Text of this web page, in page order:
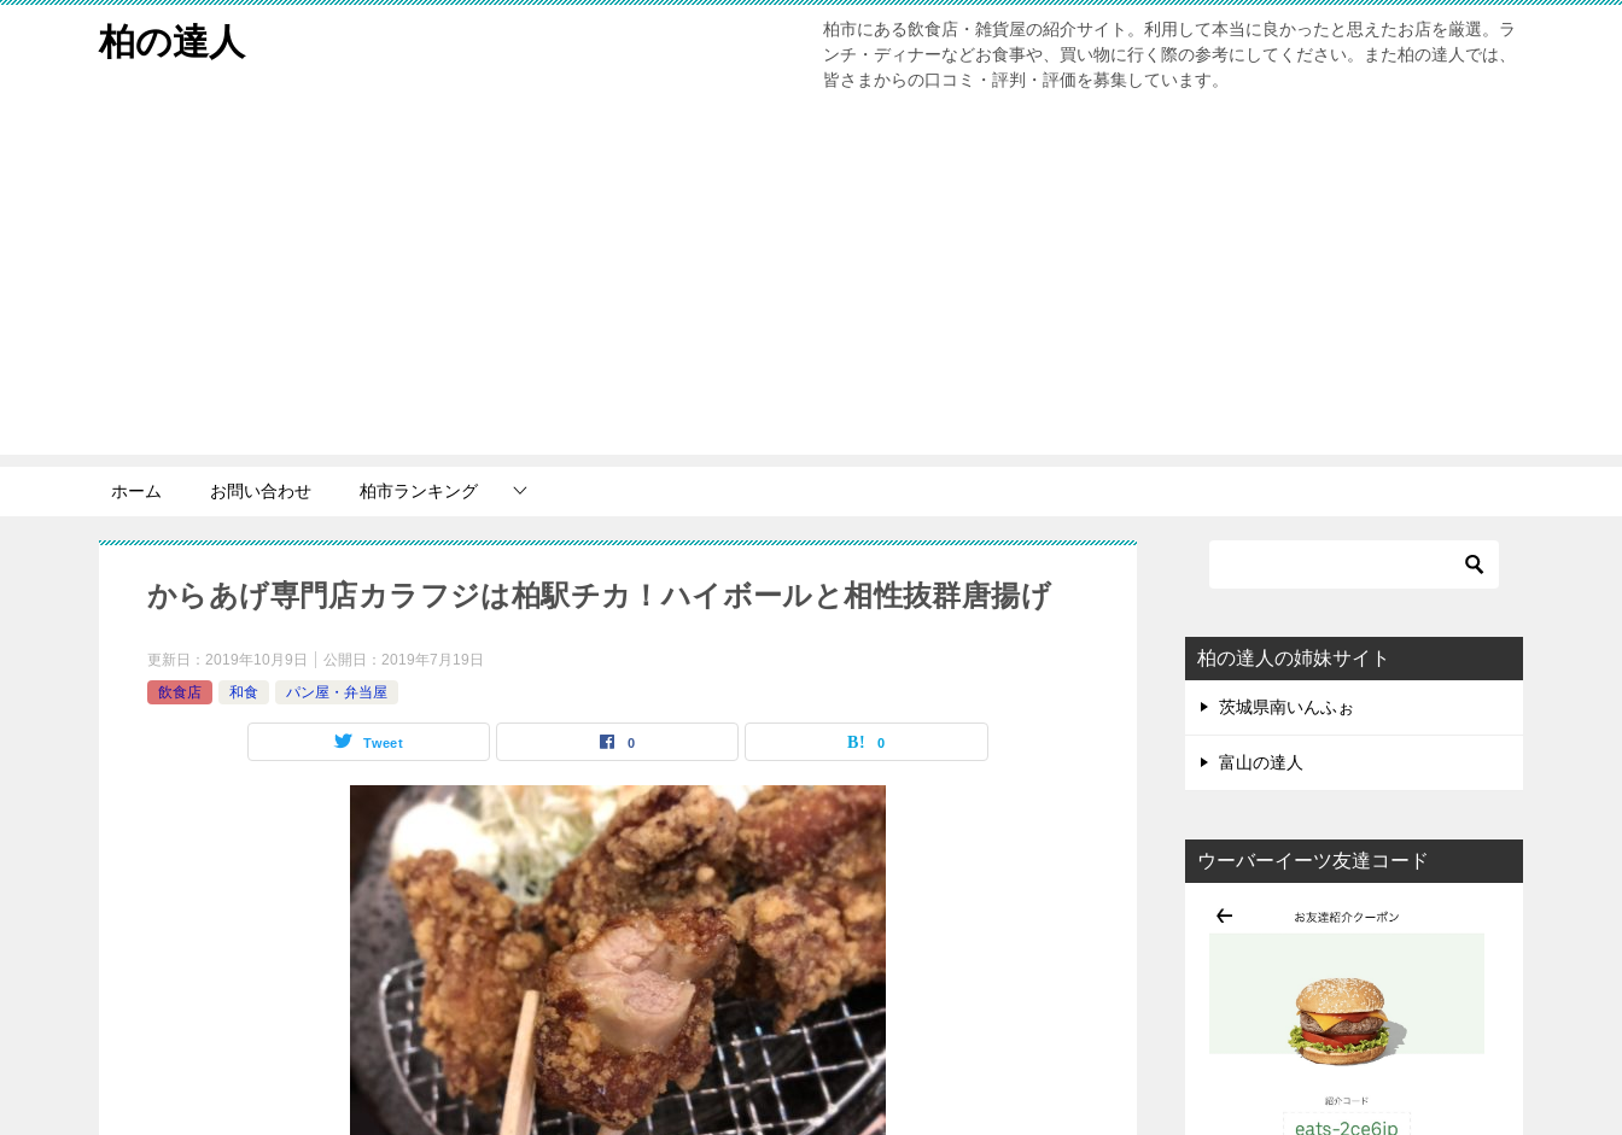
柏の達人
柏市にある飲食店・雑貨屋の紹介サイト。利用して本当に良かったと思えたお店を厳選。ラ
ンチ・ディナーなどお食事や、買い物に行く際の参考にしてください。また柏の達人では、
皆さまからの口コミ・評判・評価を募集しています。
ホーム お問い合わせ 柏市ランキング
からあげ専門店カラフジは柏駅チカ！ハイボールと相性抜群唐揚げ
更新日： 2019年10月9日 公開日： 2019年7月19日
飲食店
和食 パン屋・弁当屋
Tweet 0 0
柏の達人の姉妹サイト
茨城県南いんふぉ
富山の達人
ウーバーイーツ友達コード